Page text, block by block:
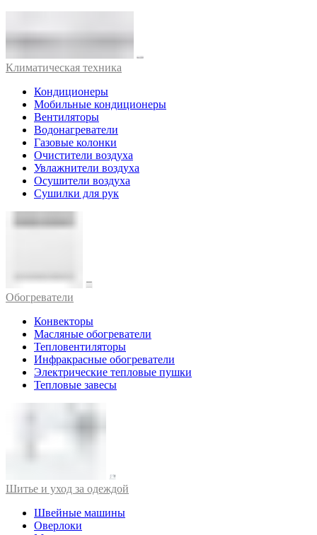
Климатическая техника
Кондиционеры
Мобильные кондиционеры
Вентиляторы
Водонагреватели
Газовые колонки
Очистители воздуха
Увлажнители воздуха
Осушители воздуха
Сушилки для рук
Обогреватели
Конвекторы
Масляные обогреватели
Тепловентиляторы
Инфракрасные обогреватели
Электрические тепловые пушки
Тепловые завесы
Шитье и уход за одеждой
Швейные машины
Оверлоки